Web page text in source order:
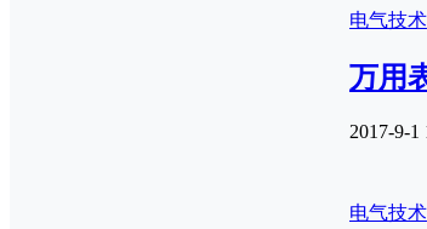
电气技术
万用
2017-9-1
电气技术